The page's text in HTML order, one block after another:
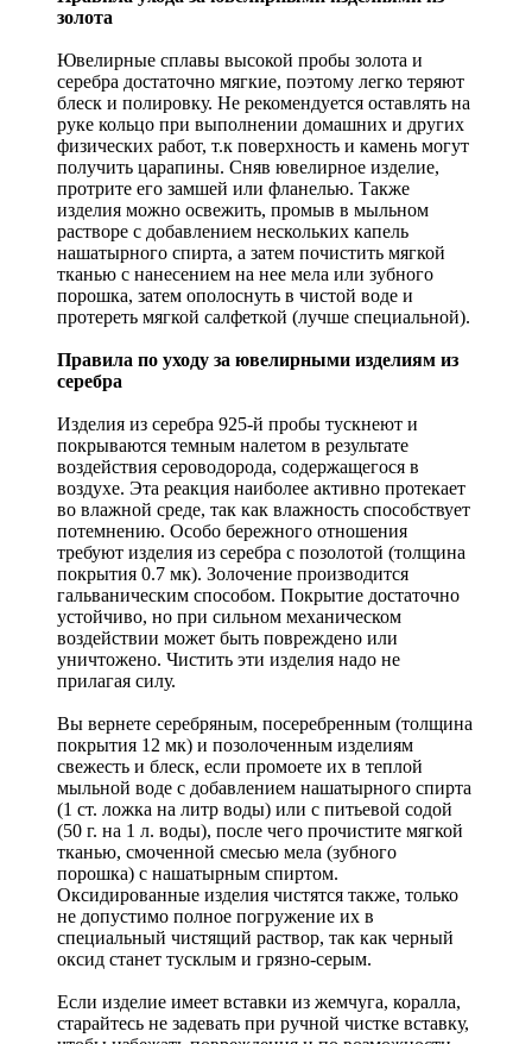
золота
Ювелирные сплавы высокой пробы золота и
серебра достаточно мягкие, поэтому легко теряют
блеск и полировку. Не рекомендуется оставлять на
руке кольцо при выполнении домашних и других
физических работ, т.к поверхность и камень могут
получить царапины. Сняв ювелирное изделие,
протрите его замшей или фланелью. Также
изделия можно освежить, промыв в мыльном
растворе с добавлением нескольких капель
нашатырного спирта, а затем почистить мягкой
тканью с нанесением на нее мела или зубного
порошка, затем ополоснуть в чистой воде и
протереть мягкой салфеткой (лучше специальной).
Правила по уходу за ювелирными изделиям из
серебра
Изделия из серебра 925-й пробы тускнеют и
покрываются темным налетом в результате
воздействия сероводорода, содержащегося в
воздухе. Эта реакция наиболее активно протекает
во влажной среде, так как влажность способствует
потемнению. Особо бережного отношения
требуют изделия из серебра с позолотой (толщина
покрытия 0.7 мк). Золочение производится
гальваническим способом. Покрытие достаточно
устойчиво, но при сильном механическом
воздействии может быть повреждено или
уничтожено. Чистить эти изделия надо не
прилагая силу.
Вы вернете серебряным, посеребренным (толщина
покрытия 12 мк) и позолоченным изделиям
свежесть и блеск, если промоете их в теплой
мыльной воде с добавлением нашатырного спирта
(1 ст. ложка на литр воды) или с питьевой содой
(50 г. на 1 л. воды), после чего прочистите мягкой
тканью, смоченной смесью мела (зубного
порошка) с нашатырным спиртом.
Оксидированные изделия чистятся также, только
не допустимо полное погружение их в
специальный чистящий раствор, так как черный
оксид станет тусклым и грязно-серым.
Если изделие имеет вставки из жемчуга, коралла,
старайтесь не задевать при ручной чистке вставку,